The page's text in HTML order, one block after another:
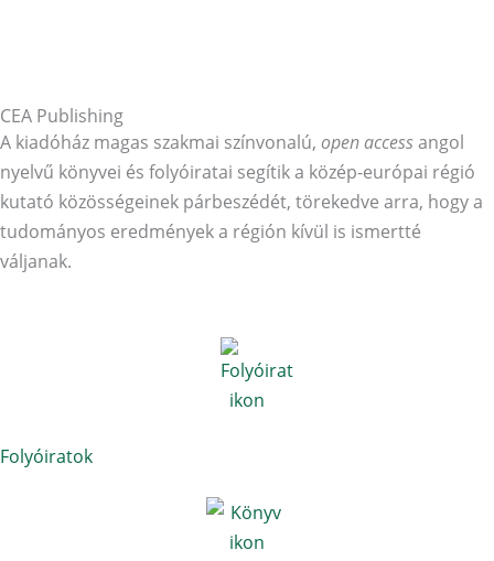
CEA Publishing
A kiadóház magas szakmai színvonalú, open accessangol
nyelvű könyvei és folyóiratai segítik a közép-európai régió
kutató közösségeinek párbeszédét, törekedve arra, hogy a
tudományos eredmények a régión kívül is ismertté
váljanak.
Folyóiratok